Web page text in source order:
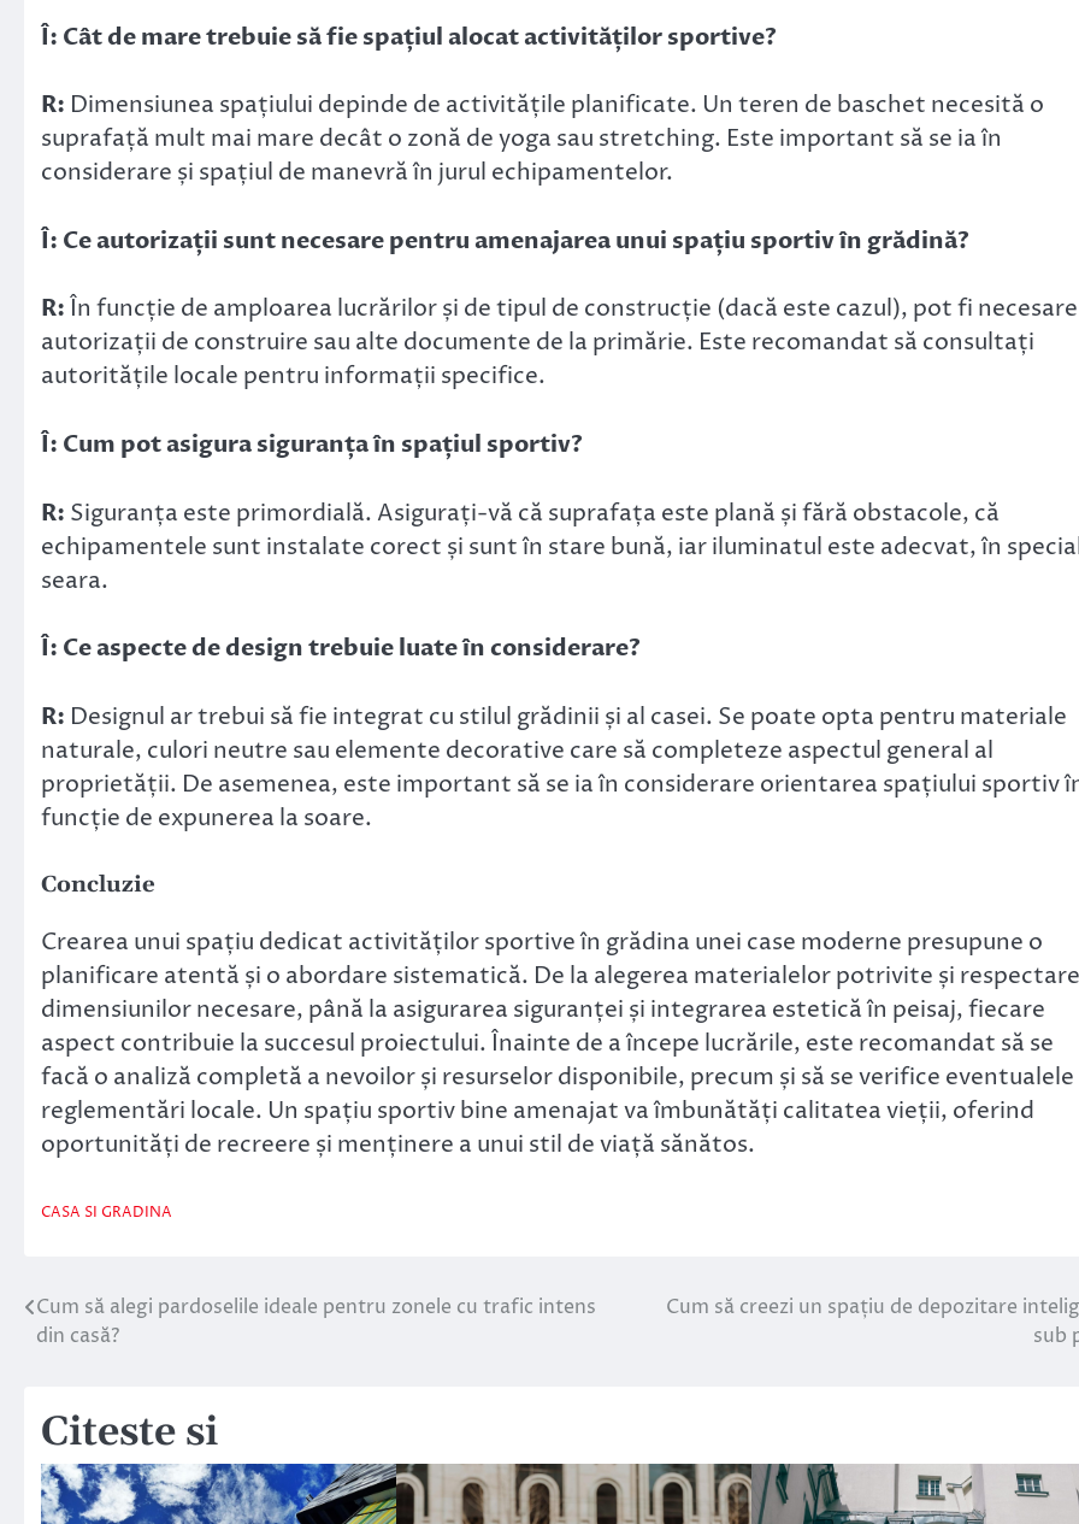
Î: Cât de mare trebuie să fie spațiul alocat activităților sportive?
R: Dimensiunea spațiului depinde de activitățile planificate. Un teren de baschet necesită o
suprafață mult mai mare decât o zonă de yoga sau stretching. Este important să se ia în
considerare și spațiul de manevră în jurul echipamentelor.
Î: Ce autorizații sunt necesare pentru amenajarea unui spațiu sportiv în grădină?
R: În funcție de amploarea lucrărilor și de tipul de construcție (dacă este cazul), pot fi necesare
autorizații de construire sau alte documente de la primărie. Este recomandat să consultați
autoritățile locale pentru informații specifice.
Î: Cum pot asigura siguranța în spațiul sportiv?
R: Siguranța este primordială. Asigurați-vă că suprafața este plană și fără obstacole, că
echipamentele sunt instalate corect și sunt în stare bună, iar iluminatul este adecvat, în
seara.
Î: Ce aspecte de design trebuie luate în considerare?
R: Designul ar trebui să fie integrat cu stilul grădinii și al casei. Se poate opta pentru materiale
naturale, culori neutre sau elemente decorative care să completeze aspectul general al
proprietății. De asemenea, este important să se ia în considerare orientarea spațiului sportiv
funcție de expunerea la soare.
Concluzie
Crearea unui spațiu dedicat activităților sportive în grădina unei case moderne presupune o
planificare atentă și o abordare sistematică. De la alegerea materialelor potrivite și
dimensiunilor necesare, până la asigurarea siguranței și integrarea estetică în peisaj, fiecare
aspect contribuie la succesul proiectului. Înainte de a începe lucrările, este recomandat să se
facă o analiză completă a nevoilor și resurselor disponibile, precum și să se verifice eventualele
reglementări locale. Un spațiu sportiv bine amenajat va îmbunătăți calitatea vieții, oferind
oportunități de recreere și menținere a unui stil de viață sănătos.
CASA SI GRADINA
Navigare
Cum să alegi pardoselile ideale pentru zonele cu trafic intens
din casă?
Cum să creezi un spațiu de depozitare
sub
Citeste si